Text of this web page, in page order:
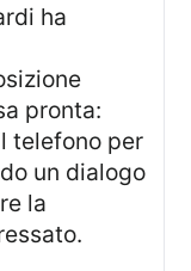
pronta:
telefono per
un dialogo
la